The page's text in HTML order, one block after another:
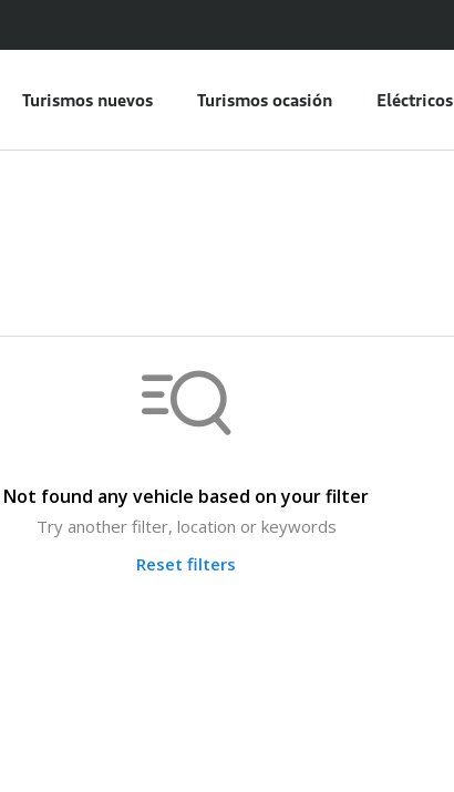
Turismos nuevos Turismos ocasión Eléctricos
Not found any vehicle based on your filter
Try another filter, location or keywords
Reset filters